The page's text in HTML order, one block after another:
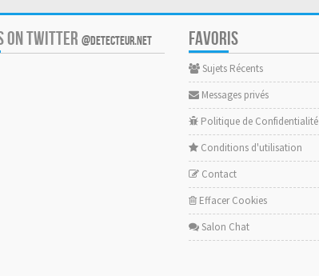
ON TWITTER @DETECTEUR.NET FAVORIS
Sujets Récents
Messages privés
Politique de Confidentialité
Conditions d'utilisation
Contact
Effacer Cookies
Salon Chat